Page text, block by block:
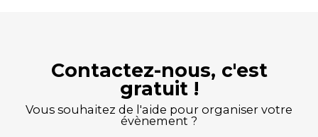
Contactez-nous, c'est
gratuit !
Vous souhaitez de l'aide pour organiser votre
évènement ?